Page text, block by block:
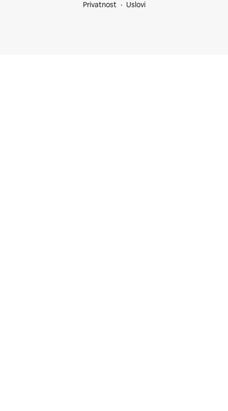
Privatnost Uslovi